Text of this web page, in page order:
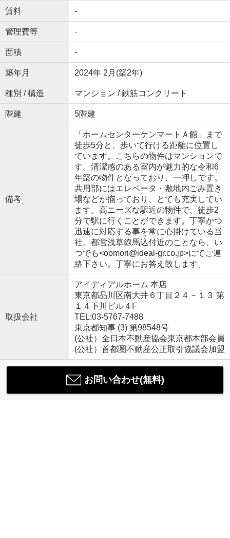
賃料 -
管理費等 -
面積 -
築年月 2024年 2月(築2年)
種別 / 構造 マンション / 鉄筋コンクリート
階建 5階建
備考
「ホームセンターケンマートＡ館」まで
徒歩5分と、歩いて行ける距離に位置し
ています。こちらの物件はマンションで
す。清潔感のある室内が魅力的な令和6
年築の物件となっており、一押しです。
共用部にはエレベータ・敷地内ごみ置き
場などが揃っており、とても充実してい
ます。高ニーズな駅近の物件で、徒歩2
分で駅に行くことができます。丁寧かつ
迅速に対応する事を常に心掛けている当
社。都営浅草線馬込付近のことなら、い
つでも<oomori@ideal-gr.co.jp>にてご連
絡下さい。丁寧にお答え致します。
取扱会社
アイディアルホーム 本店
東京都品川区南大井６丁目２４－１３ 第
１４下川ビル４F
TEL:03-5767-7488
東京都知事 (3) 第98548号
(公社）全日本不動産協会東京都本部会員
(公社）首都圏不動産公正取引協議会加盟
お問い合わせ(無料)